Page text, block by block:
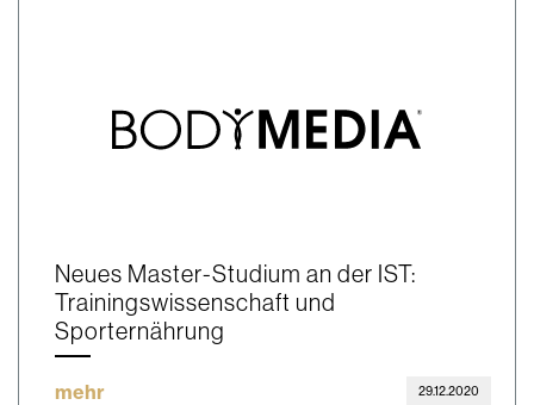
Neues Master-Studium an der IST:
Trainingswissenschaft und
Sporternährung
mehr 29.12.2020